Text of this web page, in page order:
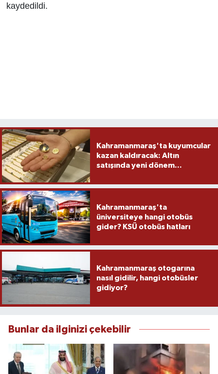
kaydedildi.
Kahramanmaraş'ta kuyumcular
kazan kaldıracak: Altın
satışında yeni dönem...
Kahramanmaraş'ta
üniversiteye hangi otobüs
gider? KSÜ otobüs hatları
Kahramanmaraş otogarına
nasıl gidilir, hangi otobüsler
gidiyor?
Bunlar da ilginizi çekebilir
TEKNOLOJİ